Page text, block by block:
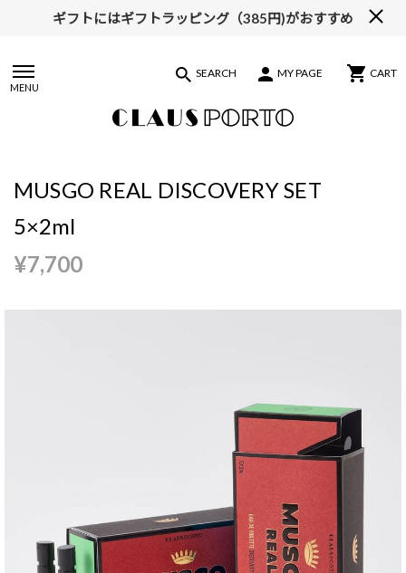
ギフトにはギフトラッピング（385円)がおすすめ
MENU
SEARCH MY PAGE CART
MUSGO REAL DISCOVERY SET
5×2ml
¥7,700